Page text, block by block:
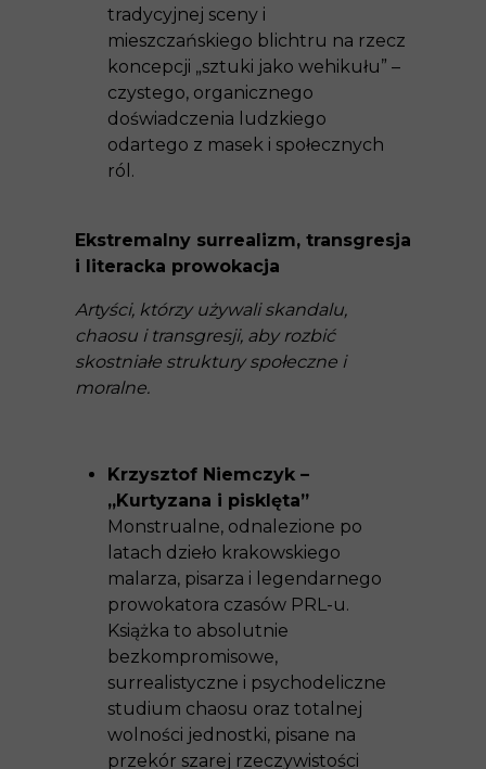
tradycyjnej sceny i
mieszczańskiego blichtru na rzecz
koncepcji „sztuki jako wehikułu” –
czystego, organicznego
doświadczenia ludzkiego
odartego z masek i społecznych
ról.
Ekstremalny surrealizm, transgresja
i literacka prowokacja
Artyści, którzy używali skandalu,
chaosu i transgresji, aby rozbić
skostniałe struktury społeczne i
moralne.
Krzysztof Niemczyk –
„Kurtyzana i pisklęta”
Monstrualne, odnalezione po
latach dzieło krakowskiego
malarza, pisarza i legendarnego
prowokatora czasów PRL-u.
Książka to absolutnie
bezkompromisowe,
surrealistyczne i psychodeliczne
studium chaosu oraz totalnej
wolności jednostki, pisane na
przekór szarej rzeczywistości